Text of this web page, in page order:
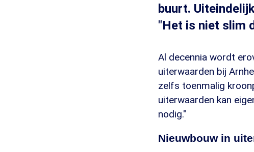
buurt.
"Het is niet slim
Al decennia wordt
uiterwaarden bij
zelfs toenmalig
uiterwaarden kan
nodig."
Nieuwbouw in